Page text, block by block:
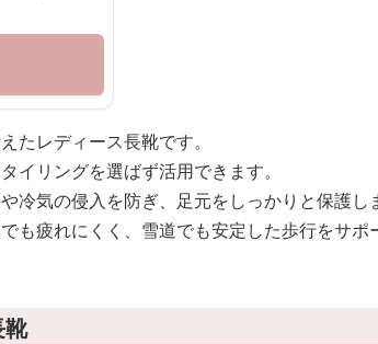
たレディース長靴です。
イリングを選ばず活用できます。
冷気の侵入を防ぎ、足元をしっかりと保護し
も疲れにくく、雪道でも安定した歩行をサポ
靴